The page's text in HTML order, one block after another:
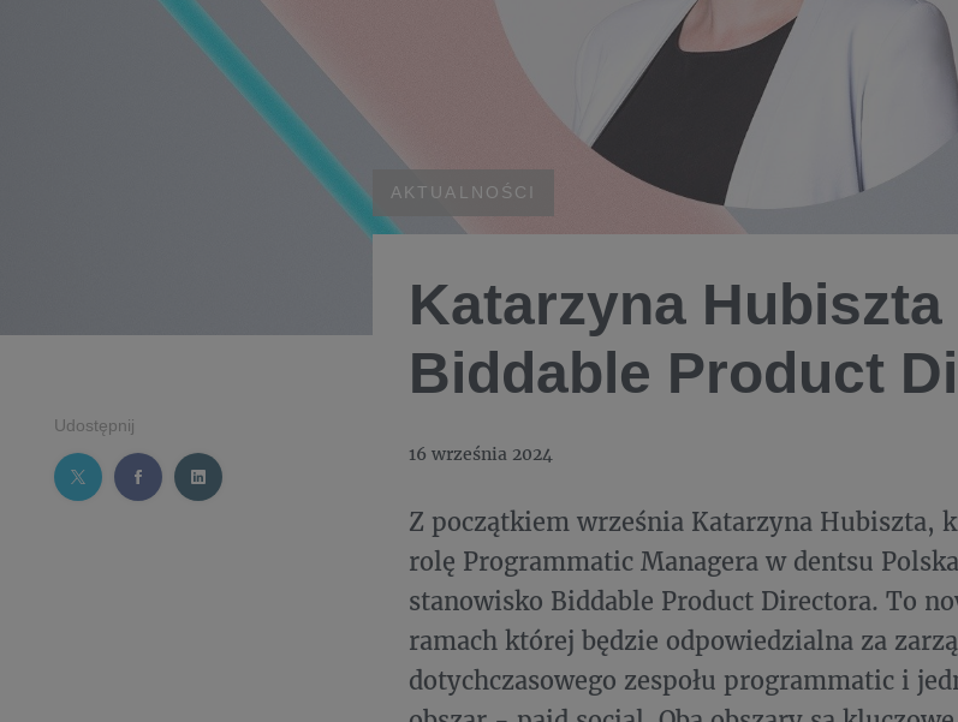
Udostępnij
AKTUALNOŚCI
Katarzyna
Biddable Product
16 września 2024
Z początkiem września Katarzyna Hubiszta,
rolę Programmatic Managera w dentsu
stanowisko Biddable Product Directora. To
ramach której będzie odpowiedzialna za
dotychczasowego zespołu programmatic i